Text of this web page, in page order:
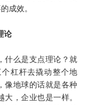
成效。
论
么是支点理论？就
杠杆去撬动整个地
像地球的话就是各种
，企业也是一样。